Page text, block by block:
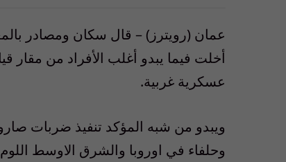
عمان (رويترز) – قال سكان ومصادر
أخلت فيما يبدو أغلب الأفراد من
عسكرية غربية.
ويبدو من شبه المؤكد تنفيذ ضربات
وحلفاء في اوروبا والشرق الاوسط